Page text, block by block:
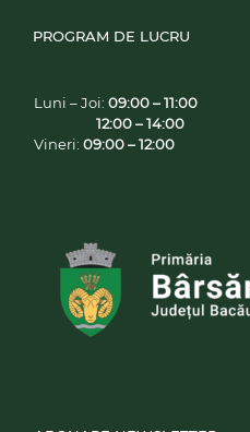
PROGRAM DE LUCRU
Luni – Joi: 09:00 – 11:00
12:00 – 14:00
Vineri: 09:00 – 12:00